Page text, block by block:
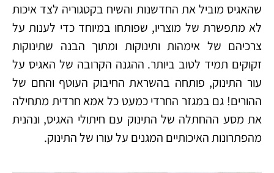
שהאגיס מוביל את החדשנות והשיח בקטגוריה לצד איכות
לא מתפשרת של מוצריו, שפותחו במיוחד כדי לענות על
צרכיהם של אימהות ותינוקות ומתוך הבנה שתינוקות
זקוקים תמיד לטוב ביותר. ההגנה הקרובה של האגיס על
עור התינוק, פותחה בהשראת החיבוק העוטף והחם של
ההורים! גם במגזר החרדי כמעט כל אמא חרדית מתחילה
את מסע ההחתלה של התינוק עם חיתולי האגיס, ונהנית
מהפתרונות האיכותיים המגנים על עורו של התינוק.